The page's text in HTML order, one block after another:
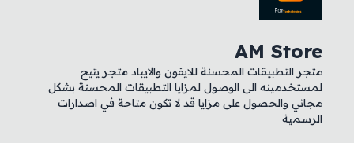
AM Store
متجر التطبيقات المحسنة للايفون والايباد متجر يتيح
لمستخدمينه الى الوصول لمزايا التطبيقات المحسنة بشكل
مجاني والحصول على مزايا قد لا تكون متاحة في اصدارات
الرسمية